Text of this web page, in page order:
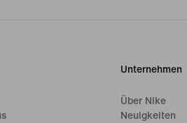
Unternehmen
Über Nike
Neuigkeiten